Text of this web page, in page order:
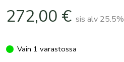
272,00 € sis alv 25.5%
Vain 1 varastossa